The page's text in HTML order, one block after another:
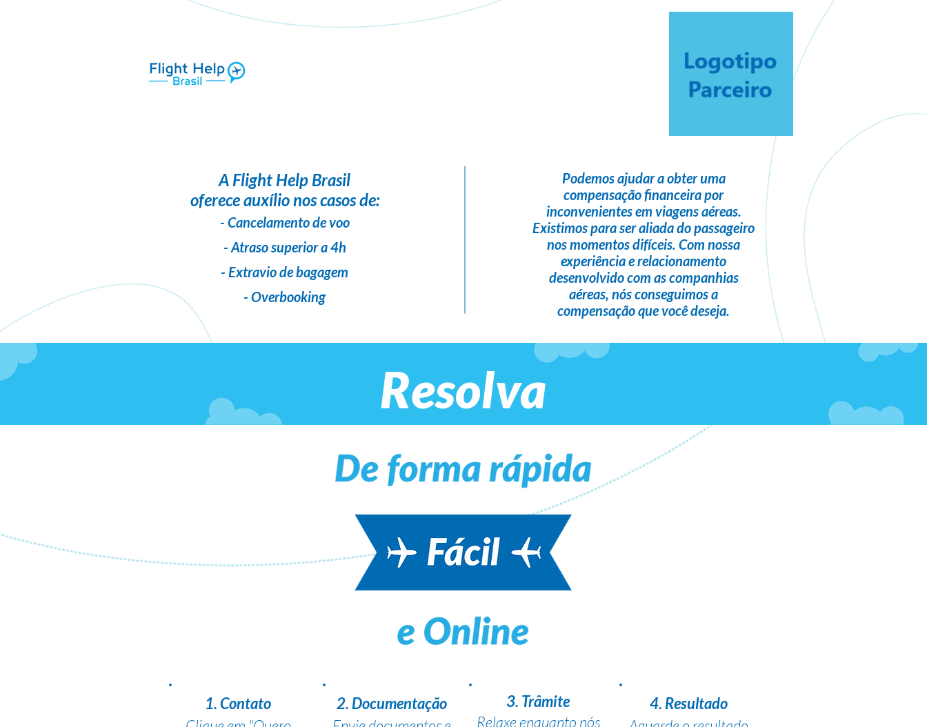
A Flight Help Brasil
oferece auxílio nos casos de:
- Cancelamento de voo
- Atraso superior a 4h
- Extravio de bagagem
- Overbooking
Podemos ajudar a obter uma
compensação financeirapor
inconvenientes em viagens aéreas.
Existimos para seraliada do passageiro
nos momentos difíceis. Com nossa
experiência e relacionamento
desenvolvido com as companhias
aéreas, nós conseguimos a
compensação que você deseja.
Resolva
1. Contato
2. Documentação
3. Trâmite
Relaxe enquanto nós
4. Resultado